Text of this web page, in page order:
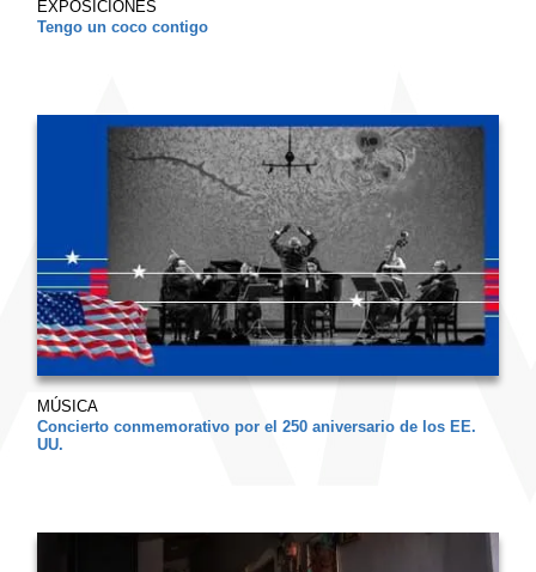
EXPOSICIONES
Tengo un coco contigo
MÚSICA
Concierto conmemorativo por el 250 aniversario de los EE.
UU.